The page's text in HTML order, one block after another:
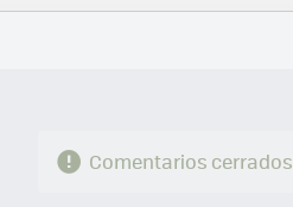
FACEBOOK
TWITTERFLIPBOARD
E-
WHATSAPP
Comentarios cerrados